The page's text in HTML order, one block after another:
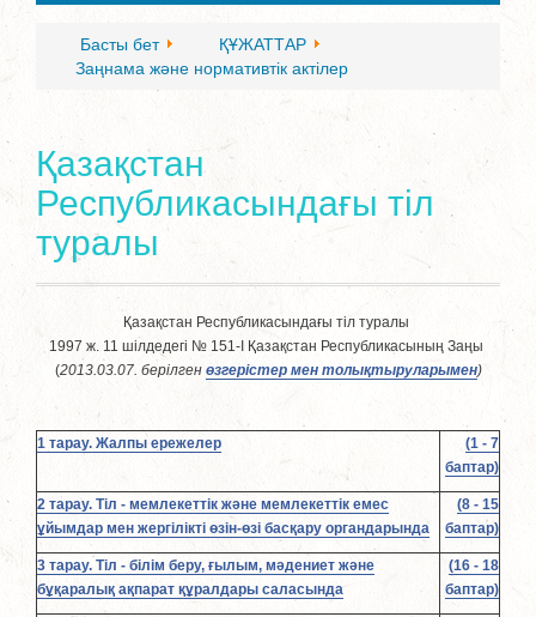
Басты бет
ҚҰЖАТТАР
Заңнама және нормативтік актілер
Қазақстан
Республикасындағы тiл
туралы
Қазақстан Республикасындағы тiл туралы
1997 ж. 11 шiлдедегі № 151-I Қазақстан Республикасының Заңы
(2013.03.07. берілген өзгерістер мен толықтыруларымен)
1 тарау. Жалпы ережелер
(1 - 7
баптар)
2 тарау. Тiл - мемлекеттік және мемлекеттік емес
ұйымдар мен жергiлiктi өзiн-өзi басқару органдарында
(8 - 15
баптар)
3 тарау. Тiл - білім беру, ғылым, мәдениет және
бұқаралық ақпарат құралдары саласында
(16 - 18
баптар)